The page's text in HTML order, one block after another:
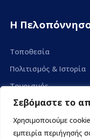
Σεβόμαστε το
Χρησιμοποιούμε
εμπειρία περιήγησής
Η
Τοποθεσία
Πολιτισμός & Ιστορία
Τουρισμός
Γαστρονομία
Περιβάλλον & Φύση
Βιώσιμη Ανάπτυξη